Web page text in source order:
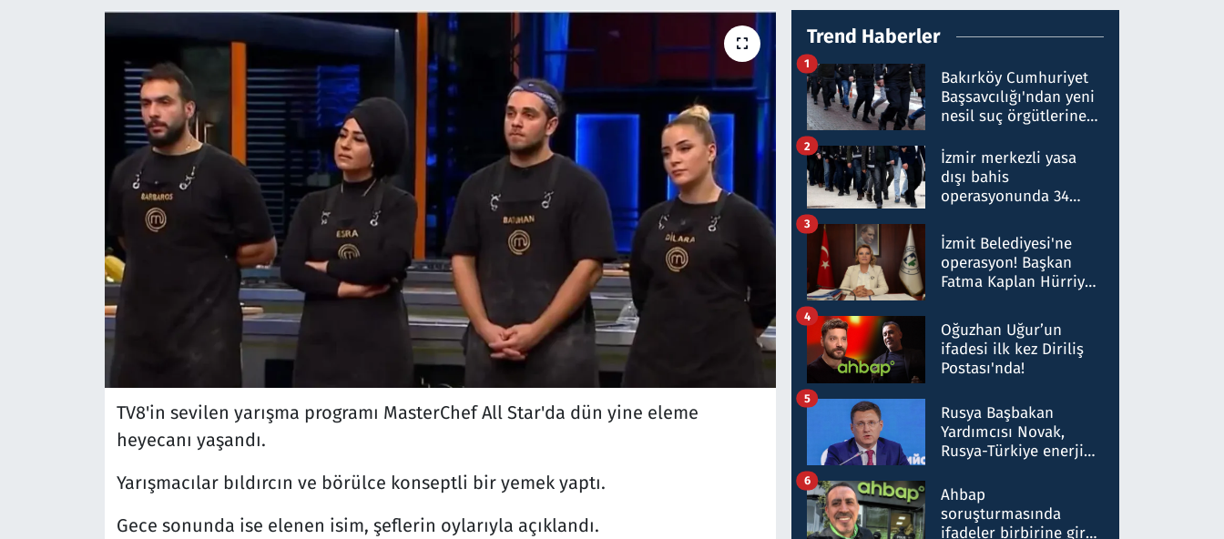
TV8'in sevilen yarışma programı MasterChef All Star'da dün yine eleme
heyecanı yaşandı.
Yarışmacılar bıldırcın ve börülce konseptli bir yemek yaptı.
Gece sonunda ise elenen isim, şeflerin oylarıyla açıklandı.
Trend Haberler
Bakırköy Cumhuriyet
Başsavcılığı'ndan yeni
nesil suç örgütlerine
hakkında gözaltı kararı
1
İzmir merkezli yasa
dışı bahis
operasyonunda 34
Milyar liralık para
trafiği tespit edildi
2
İzmit Belediyesi'ne
operasyon! Başkan
Fatma Kaplan Hürriyet
3
Oğuzhan Uğur’un
ifadesi ilk kez Diriliş
Postası'nda!
4
Rusya Başbakan
Yardımcısı Novak,
Rusya-Türkiye enerji
nitelikte olduğunu
belirtti
5
Ahbap
soruşturmasında
ifadeler birbirine girdi:
6
Televizyon